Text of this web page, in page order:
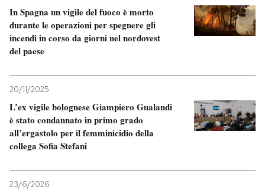
In Spagna un vigile del fuoco è morto
durante le operazioni per spegnere gli
incendi in corso da giorni nel nordovest
del paese
20/11/2025
L’ex vigile bolognese Giampiero Gualandi
è stato condannato in primo grado
all’ergastolo per il femminicidio della
collega Sofia Stefani
23/6/2026